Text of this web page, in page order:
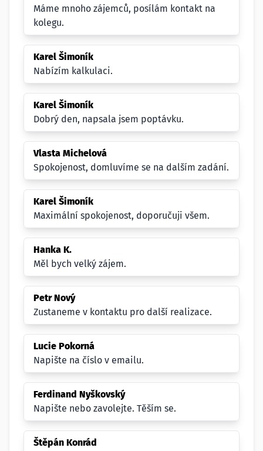
Máme mnoho zájemců, posílám kontakt na
kolegu.
Karel Šimoník
Nabízím kalkulaci.
Karel Šimoník
Dobrý den, napsala jsem poptávku.
Vlasta Michelová
Spokojenost, domluvíme se na dalším zadání.
Karel Šimoník
Maximální spokojenost, doporučuji všem.
Hanka K.
Měl bych velký zájem.
Petr Nový
Zustaneme v kontaktu pro další realizace.
Lucie Pokorná
Napište na číslo v emailu.
Ferdinand Nyškovský
Napište nebo zavolejte. Těším se.
Štěpán Konrád